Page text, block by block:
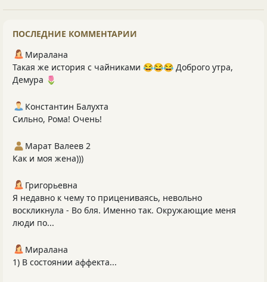
ПОСЛЕДНИЕ КОММЕНТАРИИ
Миралана
Такая же история с чайниками 😂😂😂 Доброго утра,
Демура 🌷
Константин Балухта
Сильно, Рома! Очень!
Марат Валеев 2
Как и моя жена)))
Григорьевна
Я недавно к чему то прицениваясь, невольно
воскликнула - Во бля. Именно так. Окружающие меня
люди по...
Миралана
1) В состоянии аффекта...